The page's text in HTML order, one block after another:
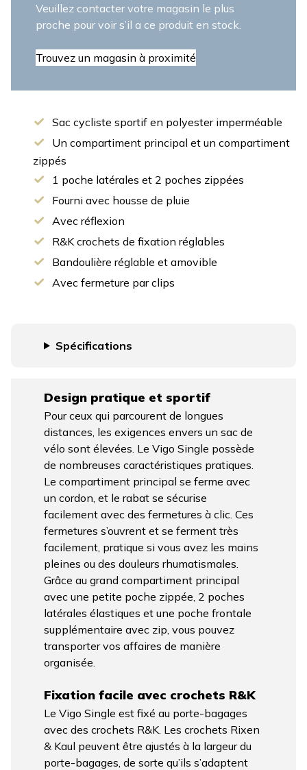
Veuillez contacter votre magasin le plus
proche pour voir s’il a ce produit en stock.
Trouvez un magasin à proximité
Sac cycliste sportif en polyester imperméable
Un compartiment principal et un compartiment
zippés
1 poche latérales et 2 poches zippées
Fourni avec housse de pluie
Avec réflexion
R&K crochets de fixation réglables
Bandoulière réglable et amovible
Avec fermeture par clips
Spécifications
Design pratique et sportif
Pour ceux qui parcourent de longues
distances, les exigences envers un sac de
vélo sont élevées. Le Vigo Single possède
de nombreuses caractéristiques pratiques.
Le compartiment principal se ferme avec
un cordon, et le rabat se sécurise
facilement avec des fermetures à clic. Ces
fermetures s’ouvrent et se ferment très
facilement, pratique si vous avez les mains
pleines ou des douleurs rhumatismales.
Grâce au grand compartiment principal
avec une petite poche zippée, 2 poches
latérales élastiques et une poche frontale
supplémentaire avec zip, vous pouvez
transporter vos affaires de manière
organisée.
Fixation facile avec crochets R&K
Le Vigo Single est fixé au porte-bagages
avec des crochets R&K. Les crochets Rixen
& Kaul peuvent être ajustés à la largeur du
porte-bagages, de sorte qu’ils s’adaptent